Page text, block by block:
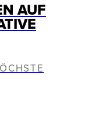
AUF